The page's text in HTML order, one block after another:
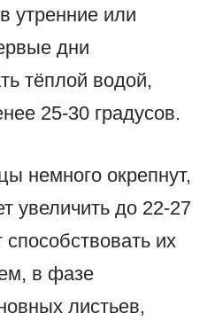
утренние или
дни
тёплой водой,
25-30 градусов.
немного окрепнут,
увеличить до 22-27
их
в фазе
листьев,